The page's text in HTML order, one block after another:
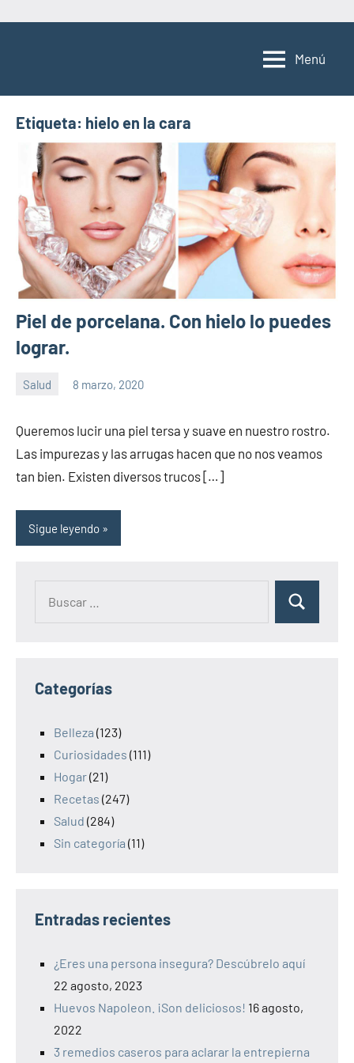
Menú
Etiqueta: hielo en la cara
Piel de porcelana. Con hielo lo puedes
lograr.
Salud 8 marzo, 2020
la
salud
comentarios
Queremos lucir una piel tersa y suave en nuestro rostro.
Las impurezas y las arrugas hacen que no nos veamos
tan bien. Existen diversos trucos […]
Sigue leyendo
Categorías
Belleza (123)
Curiosidades (111)
Hogar(21)
Recetas (247)
Salud (284)
Sin categoría (11)
Entradas recientes
¿Eres una persona insegura? Descúbrelo aquí
22 agosto, 2023
Huevos Napoleon. ¡Son deliciosos! 16 agosto,
2022
3 remedios caseros para aclarar la entrepierna